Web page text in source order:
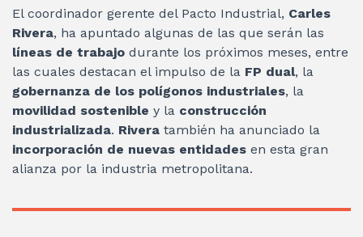
El coordinador gerente del Pacto Industrial, Carles
Rivera, ha apuntado algunas de las que serán las
líneas de trabajo durante los próximos meses, entre
las cuales destacan el impulso de la FP dual, la
gobernanza de los polígonos industriales, la
movilidad sostenible y la construcción
industrializada. Rivera también ha anunciado la
incorporación de nuevas entidades en esta gran
alianza por la industria metropolitana.